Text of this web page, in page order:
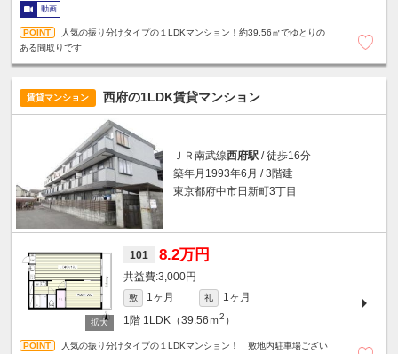
動画
人気の振り分けタイプの１LDKマンション！約39.56㎡でゆとりの
ある間取りです
賃貸マンション 西府の1LDK賃貸マンション
ＪＲ南武線西府駅 / 徒歩16分
築年月1993年6月 / 3階建
東京都府中市日新町3丁目
101 8.2万円
3,000円
敷 1ヶ月 礼
1ヶ月
1階 1LDK（39.56ｍ2 ）
人気の振り分けタイプの１LDKマンション！ 敷地内駐車場ござい